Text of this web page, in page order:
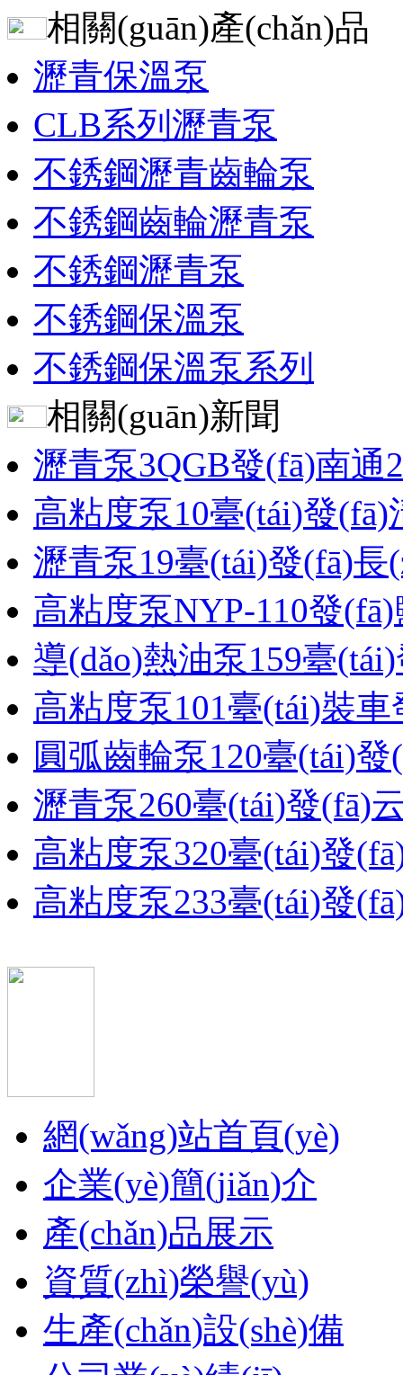
相關(guān)產(chǎn)品
瀝青保溫泵
CLB系列瀝青泵
不銹鋼瀝青齒輪泵
不銹鋼齒輪瀝青泵
不銹鋼瀝青泵
不銹鋼保溫泵
不銹鋼保溫泵系列
相關(guān)新聞
瀝青泵3QGB發(fā)南通
高粘度泵10臺(tái)發(fā)
瀝青泵19臺(tái)發(fā)長
高粘度泵NYP-110發
導(dǎo)熱油泵159臺
高粘度泵101臺(tái)裝車
圓弧齒輪泵120臺(tái)發
瀝青泵260臺(tái)發(fā)
高粘度泵320臺(tái)發
高粘度泵233臺(tái)發
網(wǎng)站首頁(yè)
企業(yè)簡(jiǎn)介
產(chǎn)品展示
資質(zhì)榮譽(yù)
生產(chǎn)設(shè)備